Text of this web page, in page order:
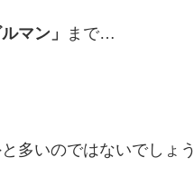
マン」 まで…
多いのではないでしょう